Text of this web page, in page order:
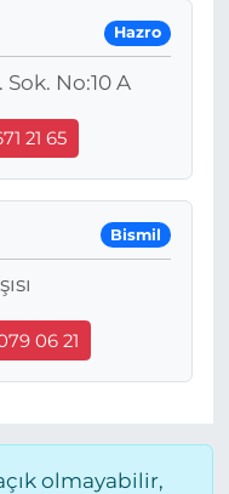
Hazro
No:10 A
21 65
Bismil
06 21
olmayabilir,